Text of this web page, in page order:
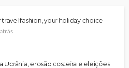
fashion, your holiday choice
Ucrânia, erosão costeira e eleições